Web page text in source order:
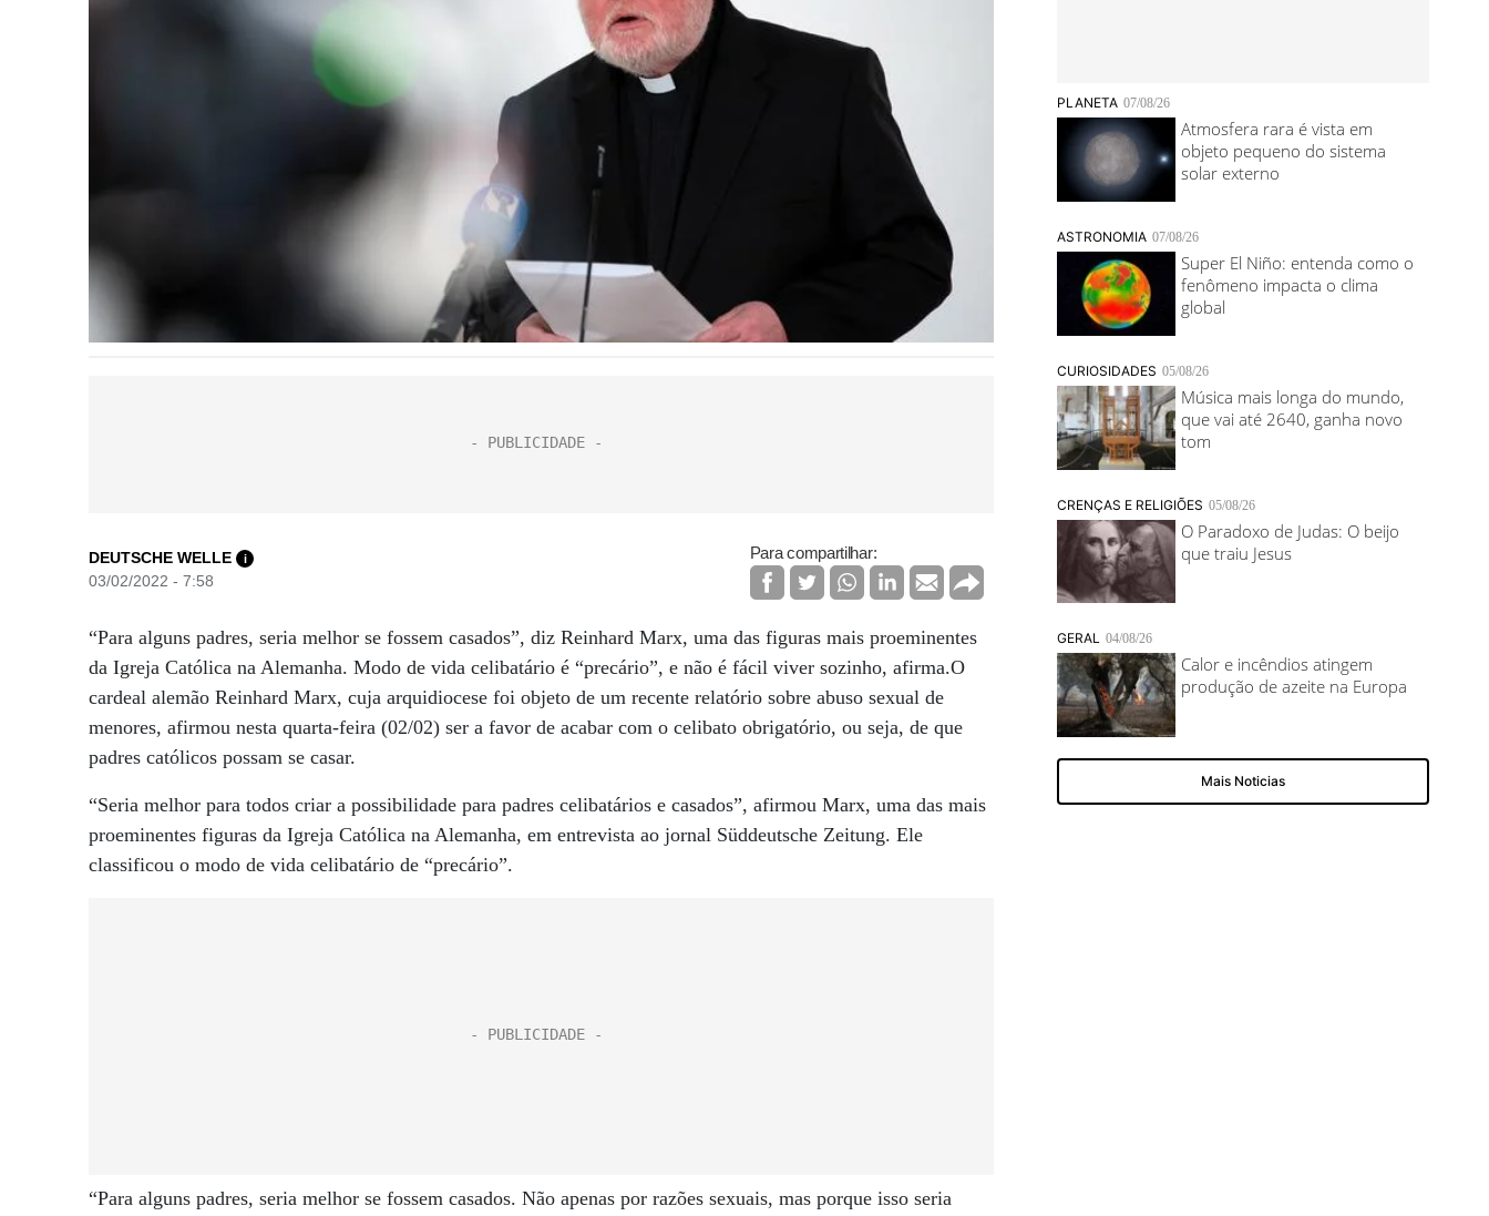
DEUTSCHE WELLE i
03/02/2022 - 7:58
Para compartilhar:
“Para alguns padres, seria melhor se fossem casados”, diz Reinhard Marx, uma das figuras mais proeminentes
da Igreja Católica na Alemanha. Modo de vida celibatário é “precário”, e não é fácil viver sozinho, afirma.O
cardeal alemão Reinhard Marx, cuja arquidiocese foi objeto de um recente relatório sobre abuso sexual de
menores, afirmou nesta quarta-feira (02/02) ser a favor de acabar com o celibato obrigatório, ou seja, de que
padres católicos possam se casar.
“Seria melhor para todos criar a possibilidade para padres celibatários e casados”, afirmou Marx, uma das mais
proeminentes figuras da Igreja Católica na Alemanha, em entrevista ao jornal Süddeutsche Zeitung. Ele
classificou o modo de vida celibatário de “precário”.
“Para alguns padres, seria melhor se fossem casados. Não apenas por razões sexuais, mas porque isso seria